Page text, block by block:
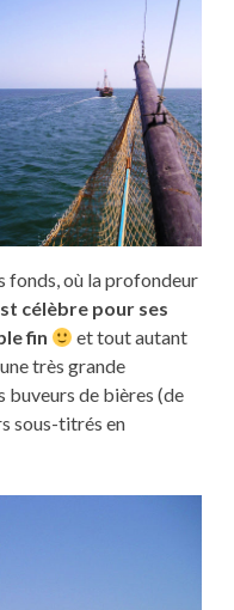
fonds, où la profondeur
célèbre pour ses
fin
et tout autant
très grande
de bières (de
sous-titrés en